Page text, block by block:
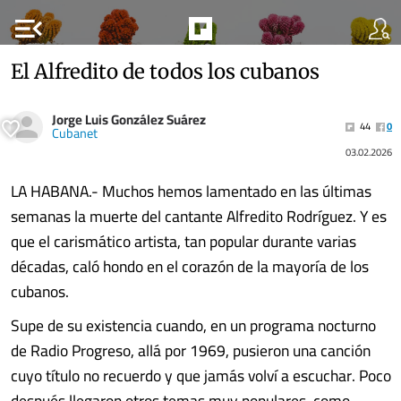
menu_open
El Alfredito de todos los cubanos
Jorge Luis González Suárez
Cubanet 44
0
03.02.2026
LA HABANA.- Muchos hemos lamentado en las últimas
semanas la muerte del cantante Alfredito Rodríguez. Y es
que el carismático artista, tan popular durante varias
décadas, caló hondo en el corazón de la mayoría de los
cubanos.
Supe de su existencia cuando, en un programa nocturno
de Radio Progreso, allá por 1969, pusieron una canción
cuyo título no recuerdo y que jamás volví a escuchar. Poco